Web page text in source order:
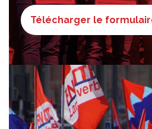
Télécharger le